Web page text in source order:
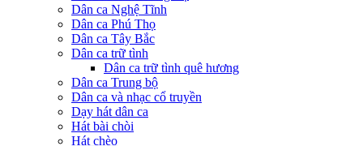
Dân ca Nghệ Tĩnh
Dân ca Phú Thọ
Dân ca Tây Bắc
Dân ca trữ tình
Dân ca trữ tình quê hương
Dân ca Trung bộ
Dân ca và nhạc cổ truyền
Dạy hát dân ca
Hát bài chòi
Hát chèo